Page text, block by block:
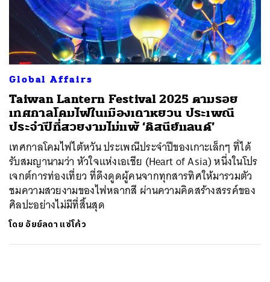
Global Affairs
Taiwan Lantern Festival 2025 ตามรอย
เทศกาลโคมไฟในเมืองเถาหยวน ประเพณี
ประจำปีที่สวยงามไม่แพ้ ‘ดิสนีย์แลนด์’
เทศกาลโคมไฟไต้หวัน ประเพณีประจำปีของเกาะเล็กๆ ที่ได้
รับสมญานามว่า หัวใจแห่งเอเชีย (Heart of Asia) หนึ่งในโปร
เจกต์การท่องเที่ยว ที่ดึงดูดผู้คนจากทุกสารทิศให้มารวมตัว
ชมความสวยงามของไฟหลากสี ผ่านความคิดสร้างสรรค์ของ
ศิลปะอย่างไม่มีที่สิ้นสุด
โดย อัยย์ลดา แซ่โค้ว
ค้นหา
SHARE